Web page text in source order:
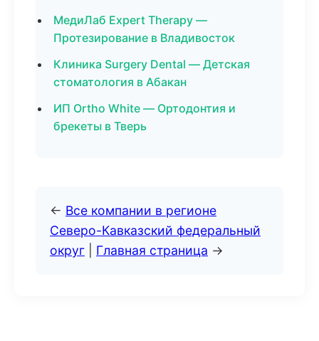
МедиЛаб Expert Therapy —
Протезирование в Владивосток
Клиника Surgery Dental — Детская
стоматология в Абакан
ИП Ortho White — Ортодонтия и
брекеты в Тверь
← Все компании в регионе
Северо-Кавказский федеральный
округ
Главная страница →